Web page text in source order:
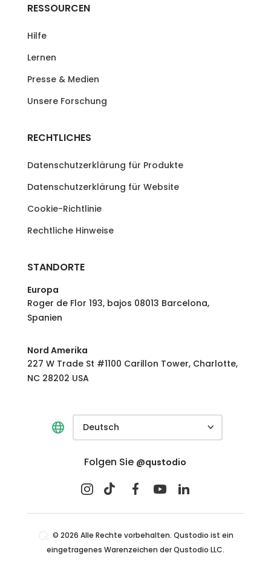
RESSOURCEN
Hilfe
Lernen
Presse & Medien
Unsere Forschung
RECHTLICHES
Datenschutzerklärung für Produkte
Datenschutzerklärung für Website
Cookie-Richtlinie
Rechtliche Hinweise
STANDORTE
Europa
Roger de Flor 193, bajos 08013 Barcelona,
Spanien
Nord Amerika
227 W Trade St #1100 Carillon Tower, Charlotte,
NC 28202 USA
Deutsch
Folgen Sie @qustodio
© 2026 Alle Rechte vorbehalten. Qustodio ist ein
eingetragenes Warenzeichen der Qustodio LLC.